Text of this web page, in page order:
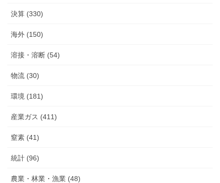
決算 (330)
海外 (150)
溶接・溶断 (54)
物流 (30)
環境 (181)
産業ガス (411)
窒素 (41)
統計 (96)
農業・林業・漁業 (48)